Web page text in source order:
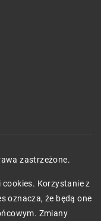
zastrzeżone.
Korzystanie z
oznacza, że będą one
Zmiany